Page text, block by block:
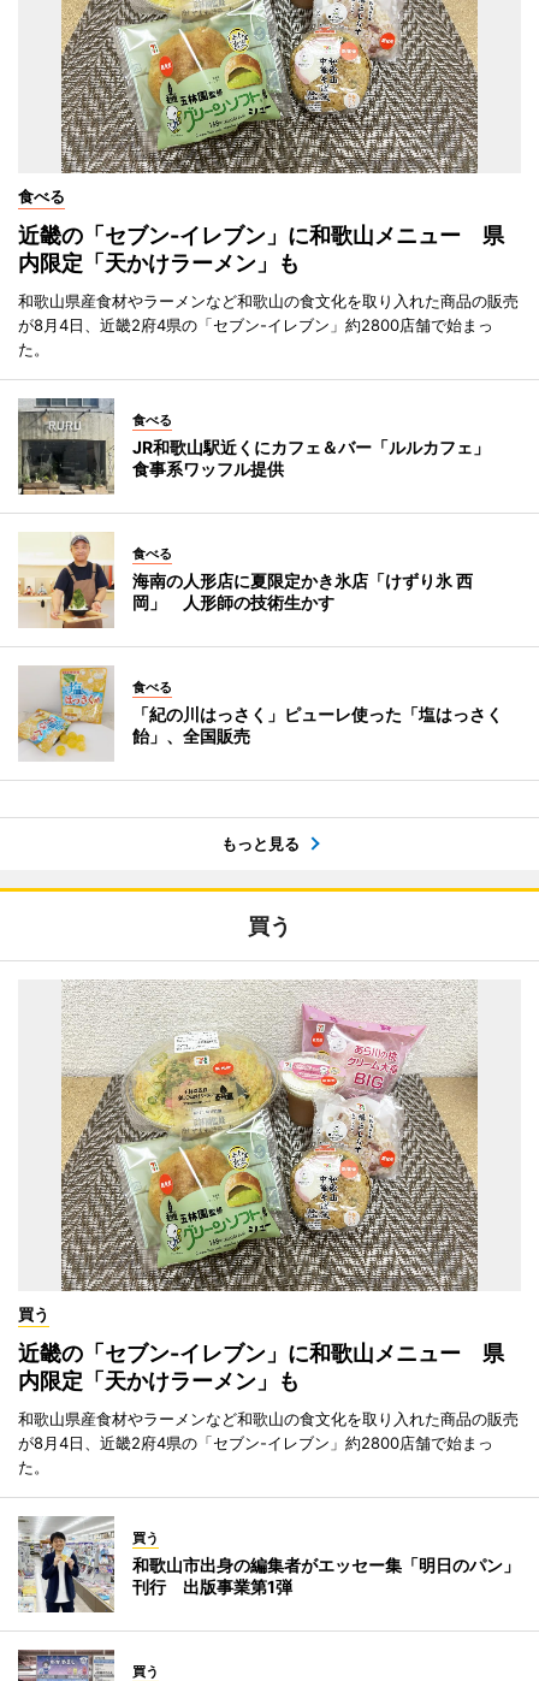
食べる
近畿の「セブン-イレブン」に和歌山メニュー 県
内限定「天かけラーメン」も
和歌山県産食材やラーメンなど和歌山の食文化を取り入れた商品の販売
が8月4日、近畿2府4県の「セブン-イレブン」約2800店舗で始まっ
た。
食べる
JR和歌山駅近くにカフェ＆バー「ルルカフェ」
食事系ワッフル提供
食べる
海南の人形店に夏限定かき氷店「けずり氷 西
岡」 人形師の技術生かす
食べる
「紀の川はっさく」ピューレ使った「塩はっさく
飴」、全国販売
もっと見る
買う
買う
近畿の「セブン-イレブン」に和歌山メニュー 県
内限定「天かけラーメン」も
和歌山県産食材やラーメンなど和歌山の食文化を取り入れた商品の販売
が8月4日、近畿2府4県の「セブン-イレブン」約2800店舗で始まっ
た。
買う
和歌山市出身の編集者がエッセー集「明日のパン」
刊行 出版事業第1弾
買う